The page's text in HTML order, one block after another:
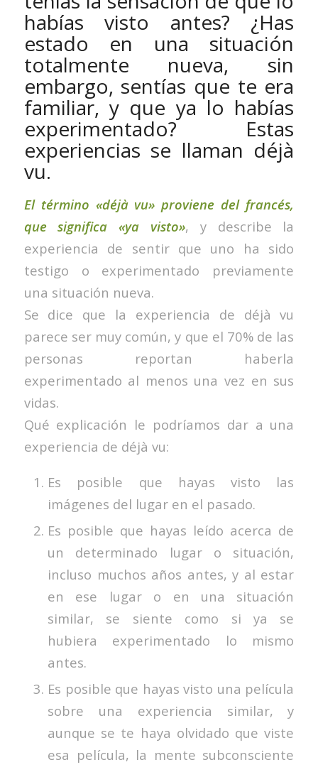
habías visto antes? ¿Has
estado en una situación
totalmente nueva, sin
embargo, sentías que te era
familiar, y que ya lo habías
experimentado? Estas
experiencias se llaman déjà
vu.
El término «déjà vu» proviene del francés,
que significa «ya visto», y describe la
experiencia de sentir que uno ha sido
testigo o experimentado previamente
una situación nueva.
Se dice que la experiencia de déjà vu
parece ser muy común, y que el 70% de las
personas reportan haberla
experimentado al menos una vez en sus
vidas.
Qué explicación le podríamos dar a una
experiencia de déjà vu:
Es posible que hayas visto las
imágenes del lugar en el pasado.
Es posible que hayas leído acerca de
un determinado lugar o situación,
incluso muchos años antes, y al estar
en ese lugar o en una situación
similar, se siente como si ya se
hubiera experimentado lo mismo
antes.
Es posible que hayas visto una película
sobre una experiencia similar, y
aunque se te haya olvidado que viste
esa película, la mente subconsciente